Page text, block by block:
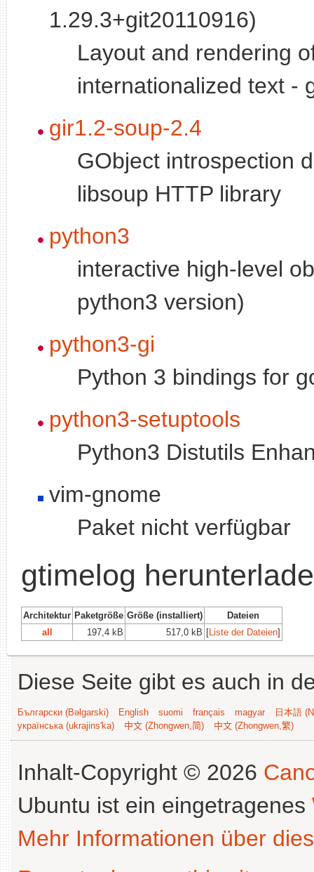
1.29.3+git20110916)
Layout and rendering
internationalized text -
gir1.2-soup-2.4
GObject introspection
libsoup HTTP library
python3
interactive high-level
python3 version)
python3-gi
Python 3 bindings for
python3-setuptools
Python3 Distutils
vim-gnome
Paket nicht verfügbar
gtimelog
Architektur Paketgröße Größe (installiert)
Dateien
all
197,4 kB 517,0 kB [Liste der Dateien]
Diese Seite gibt es auch in
Български (Bəlgarski) English suomi français magyar
日本語
українська (ukrajins'ka)
中文 (Zhongwen,简) 中文 (Zhongwen,繁)
Inhalt-Copyright © 2026
Ubuntu ist ein eingetragenes
Mehr Informationen über